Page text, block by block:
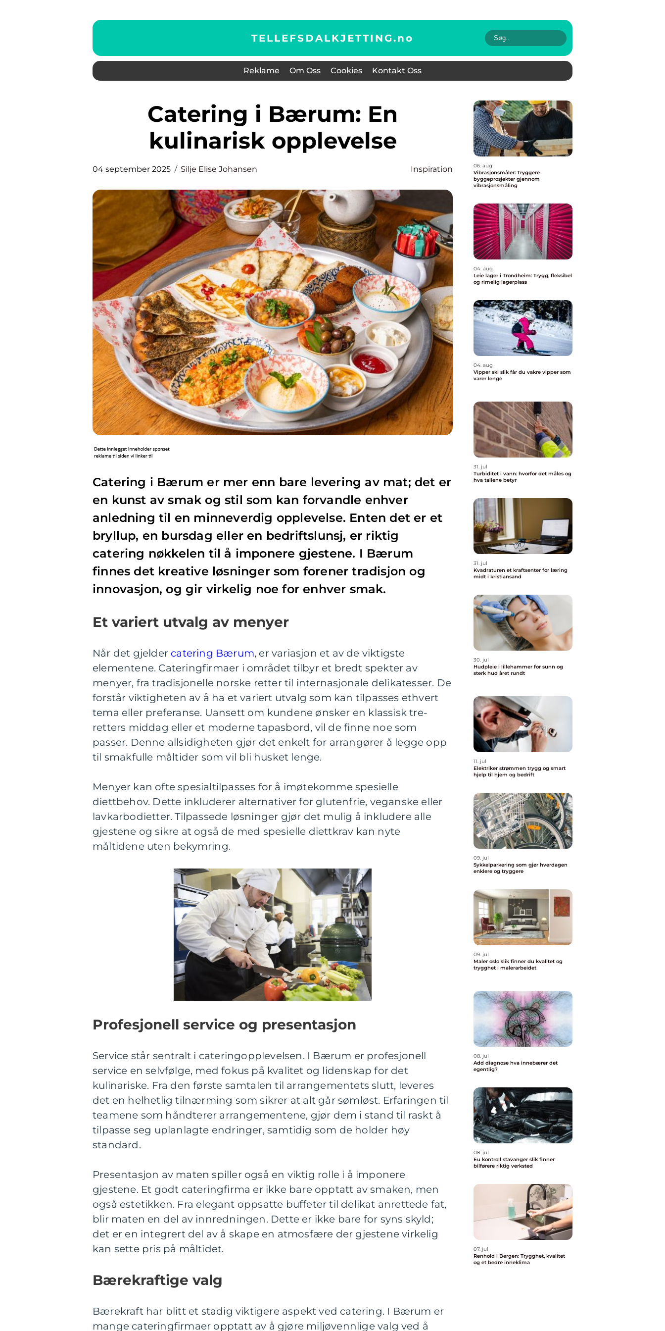
TELLEFSDALKJETTING.no
Reklame Om Oss Cookies Kontakt Oss
Catering i Bærum: En
kulinarisk opplevelse
04 september 2025 Silje Elise Johansen Inspiration
Catering i Bærum er mer enn bare levering av mat; det er
en kunst av smak og stil som kan forvandle enhver
anledning til en minneverdig opplevelse. Enten det er et
bryllup, en bursdag eller en bedriftslunsj, er riktig
catering nøkkelen til å imponere gjestene. I Bærum
finnes det kreative løsninger som forener tradisjon og
innovasjon, og gir virkelig noe for enhver smak.
Et variert utvalg av menyer
Når det gjelder catering Bærum, er variasjon et av de viktigste
elementene. Cateringfirmaer i området tilbyr et bredt spekter av
menyer, fra tradisjonelle norske retter til internasjonale delikatesser. De
forstår viktigheten av å ha et variert utvalg som kan tilpasses ethvert
tema eller preferanse. Uansett om kundene ønsker en klassisk tre-
retters middag eller et moderne tapasbord, vil de finne noe som
passer. Denne allsidigheten gjør det enkelt for arrangører å legge opp
til smakfulle måltider som vil bli husket lenge.
Menyer kan ofte spesialtilpasses for å imøtekomme spesielle
diettbehov. Dette inkluderer alternativer for glutenfrie, veganske eller
lavkarbodietter. Tilpassede løsninger gjør det mulig å inkludere alle
gjestene og sikre at også de med spesielle diettkrav kan nyte
måltidene uten bekymring.
Profesjonell service og presentasjon
Service står sentralt i cateringopplevelsen. I Bærum er profesjonell
service en selvfølge, med fokus på kvalitet og lidenskap for det
kulinariske. Fra den første samtalen til arrangementets slutt, leveres
det en helhetlig tilnærming som sikrer at alt går sømløst. Erfaringen til
teamene som håndterer arrangementene, gjør dem i stand til raskt å
tilpasse seg uplanlagte endringer, samtidig som de holder høy
standard.
Presentasjon av maten spiller også en viktig rolle i å imponere
gjestene. Et godt cateringfirma er ikke bare opptatt av smaken, men
også estetikken. Fra elegant oppsatte buffeter til delikat anrettede fat,
blir maten en del av innredningen. Dette er ikke bare for syns skyld;
det er en integrert del av å skape en atmosfære der gjestene virkelig
kan sette pris på måltidet.
Bærekraftige valg
Bærekraft har blitt et stadig viktigere aspekt ved catering. I Bærum er
mange cateringfirmaer opptatt av å gjøre miljøvennlige valg ved å
06. aug
Vibrasjonsmåler: Tryggere
byggeprosjekter gjennom
vibrasjonsmåling
04. aug
Leie lager i Trondheim: Trygg, fleksibel
og rimelig lagerplass
04. aug
Vipper ski slik får du vakre vipper som
varer lenge
31. jul
Turbiditet i vann: hvorfor det måles og
hva tallene betyr
31. jul
Kvadraturen et kraftsenter for læring
midt i kristiansand
30. jul
Hudpleie i lillehammer for sunn og
sterk hud året rundt
11. jul
Elektriker strømmen trygg og smart
hjelp til hjem og bedrift
09. jul
Sykkelparkering som gjør hverdagen
enklere og tryggere
09. jul
Maler oslo slik finner du kvalitet og
trygghet i malerarbeidet
08. jul
Add diagnose hva innebærer det
egentlig?
08. jul
Eu kontroll stavanger slik finner
bilførere riktig verksted
07. jul
Renhold i Bergen: Trygghet, kvalitet
og et bedre inneklima